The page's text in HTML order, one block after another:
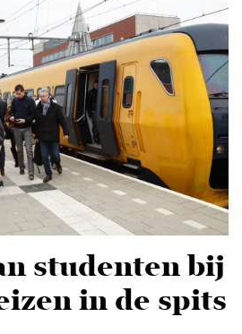
studenten bij
in de spits